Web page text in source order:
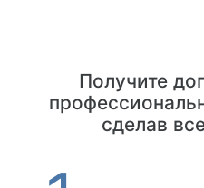
Получите
сделав